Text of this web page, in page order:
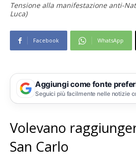
Tensione alla manifestazione anti-
Luca)
Facebook WhatsApp
Aggiungi come fonte
Seguici più facilmente nelle notizie
Volevano
San Carlo